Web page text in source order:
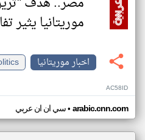
موريتانيا يثير
اخبار موريتانيا
AC58ID
سي ان ان عربي• arabic.cnn.com